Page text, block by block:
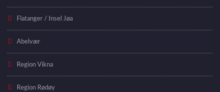
Flatanger / Insel Jøa
Abelvær
Region Vikna
Region Rødøy